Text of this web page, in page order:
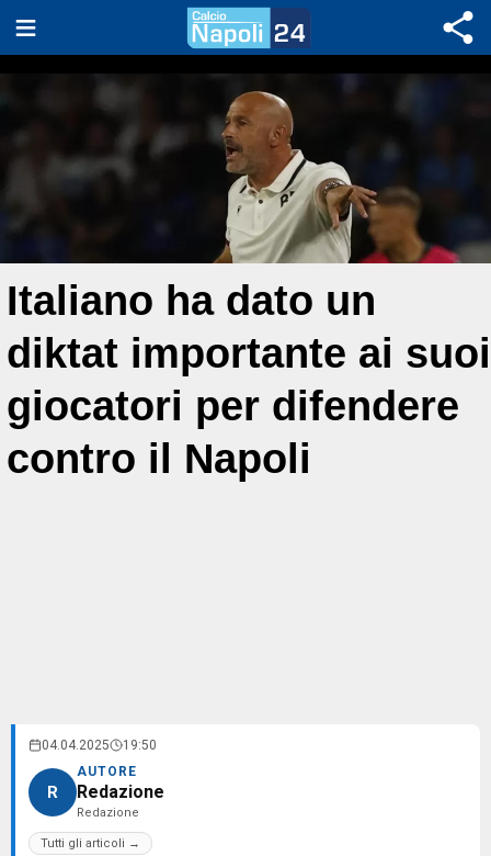
Italiano ha dato un
diktat importante ai suoi
giocatori per difendere
contro il Napoli
04.04.2025 19:50
R
AUTORE
Redazione
Redazione
Tutti gli articoli →